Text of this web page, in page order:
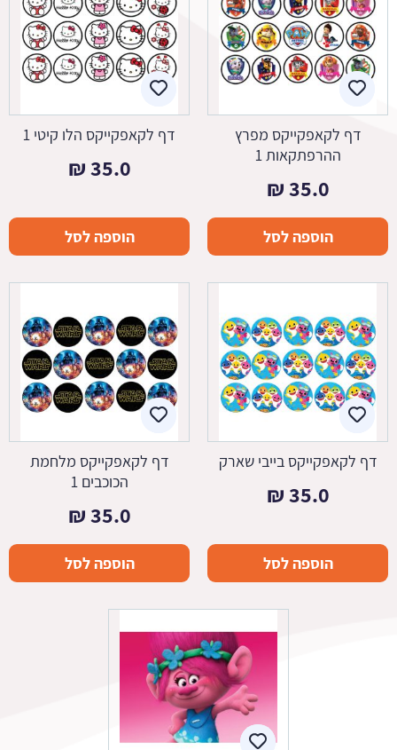
דף לקאפקייקס מפרץ
ההרפתקאות 1
35.0
₪
הוספה לסל
דף לקאפקייקס הלו קיטי 1
35.0
₪
הוספה לסל
דף לקאפקייקס בייבי שארק
35.0
₪
הוספה לסל
דף לקאפקייקס מלחמת
הכוכבים 1
35.0
₪
הוספה לסל